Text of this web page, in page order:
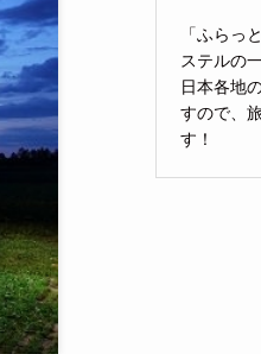
「ふらっ
ステルの
日本各地
すので、
す！